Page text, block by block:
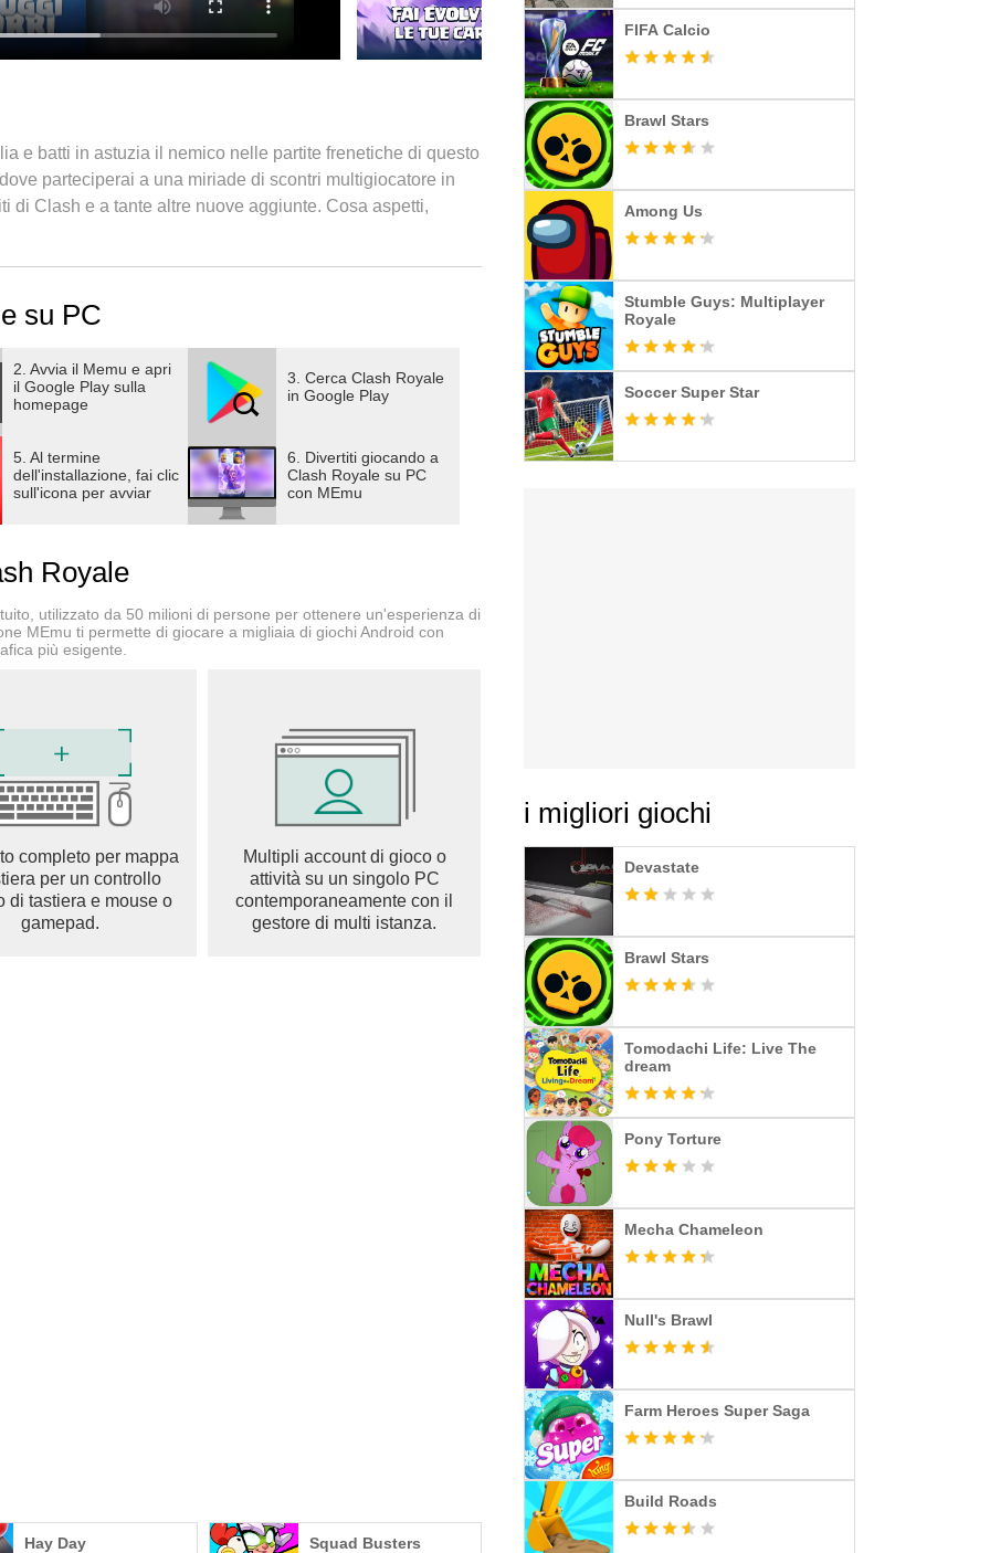
e batti in astuzia il nemico nelle partite frenetiche di questo
parteciperai a una miriade di scontri multigiocatore in
di Clash e a tante altre nuove aggiunte. Cosa aspetti,
parte del mondo!
vuoi spendere valuta reale, disabilita gli acquisti in-app
quanto vali nell'arena!
le torri del re e della principessa avversarie in
le difese che popolano il fantastico mondo di Clash of
fantastici!
stagionali, come le skin delle torri, le provocazioni e i
TUO CLAN
per condividere carte con loro, combattere nelle guerre tra
su PC
2. Avvia il Memu e apri
il Google Play sulla
homepage
3. Cerca Clash Royale
in Google Play
5. Al termine
dell'installazione, fai clic
sull'icona per avviar
6. Divertiti giocando a
Clash Royale su PC
con MEmu
Royale
utilizzato da 50 milioni di persone per ottenere un'esperienza di
MEmu ti permette di giocare a migliaia di giochi Android con
più esigente.
completo per mappa
per un controllo
di tastiera e mouse o
gamepad.
Multipli account di gioco o
attività su un singolo PC
contemporaneamente con il
gestore di multi istanza.
Hay Day Squad Busters
FIFA Calcio
Brawl Stars
Among Us
Stumble Guys: Multiplayer
Royale
Soccer Super Star
i migliori giochi
Devastate
Brawl Stars
Tomodachi Life: Live The
dream
Pony Torture
Mecha Chameleon
Null's Brawl
Farm Heroes Super Saga
Build Roads